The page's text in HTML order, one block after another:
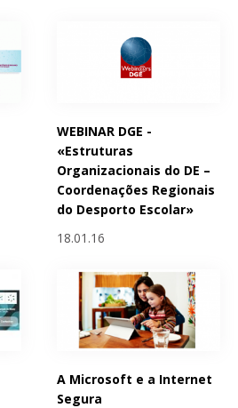
WEBINAR DGE -
«Estruturas
Organizacionais do DE –
Coordenações Regionais
do Desporto Escolar»
18.01.16
A Microsoft e a Internet
Segura